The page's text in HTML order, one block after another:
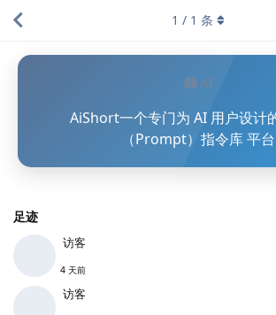
AI
AiShort一个专门为 AI 用户设计
（Prompt）指令库 平台
足迹
访客
4 天前
访客
1 / 1 条